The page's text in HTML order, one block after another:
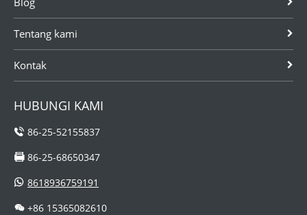
panjang atau
tumpukan.
Tentang kami
Kontak
HUBUNGI KAMI
86-25-52155837
86-25-68650347
8618936759191
+86 15365082610